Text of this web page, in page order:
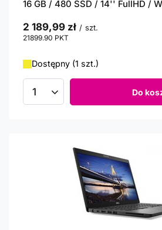
16 GB / 480 SSD / 14'' FullHD /
2 189,99 zł / szt.
21899.90 PKT
Dostępny (1 szt.)
Ilość produktów Do